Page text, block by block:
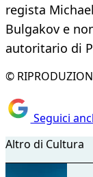
regista
Bulgakov e
autoritario di
©
Seguici
Altro di Cultura